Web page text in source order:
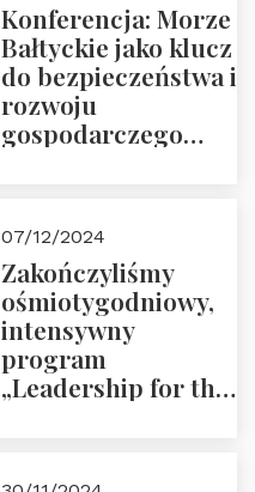
Konferencja: Morze
Bałtyckie jako klucz
do bezpieczeństwa i
rozwoju
gospodarczego
ZAPRASZAMY
07/12/2024
Zakończyliśmy
ośmiotygodniowy,
intensywny
program
„Leadership for the